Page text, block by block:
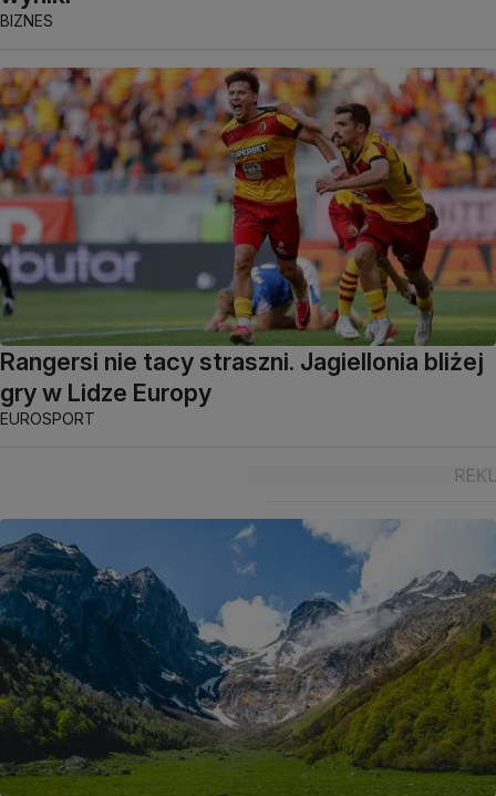
BIZNES
Rangersi nie tacy straszni. Jagiellonia bliżej
gry w Lidze Europy
EUROSPORT